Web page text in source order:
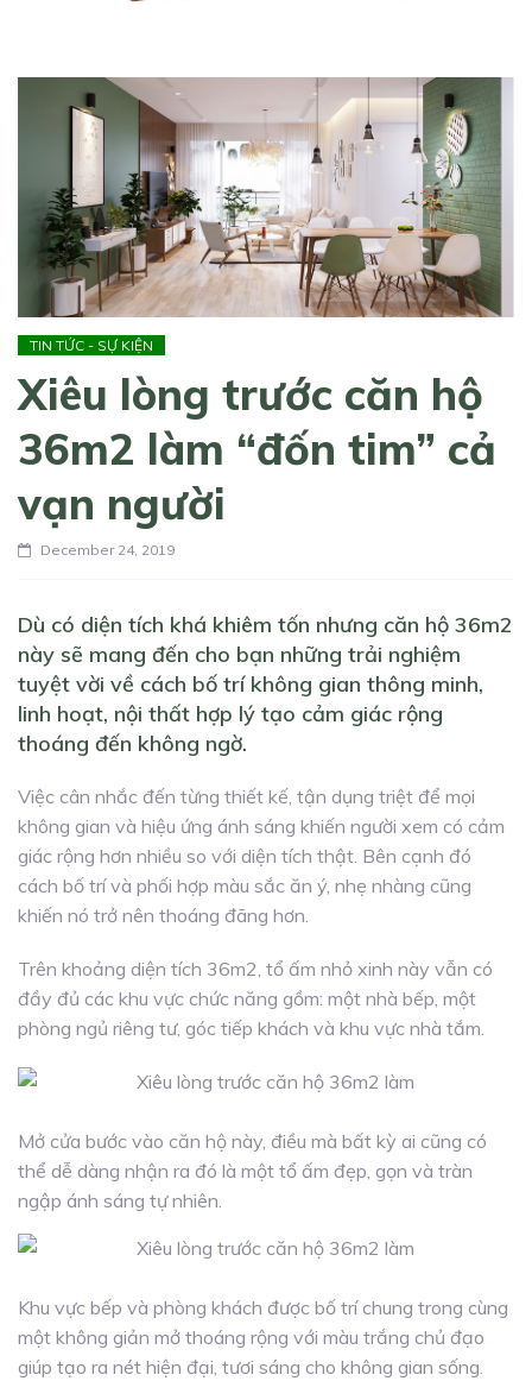
TIN TỨC - SỰ KIỆN
Xiêu lòng trước căn hộ
36m2 làm “đốn tim” cả
vạn người
December 24, 2019
Dù có diện tích khá khiêm tốn nhưng căn hộ 36m2
này sẽ mang đến cho bạn những trải nghiệm
tuyệt vời về cách bố trí không gian thông minh,
linh hoạt, nội thất hợp lý tạo cảm giác rộng
thoáng đến không ngờ.
Việc cân nhắc đến từng thiết kế, tận dụng triệt để mọi
không gian và hiệu ứng ánh sáng khiến người xem có cảm
giác rộng hơn nhiều so với diện tích thật. Bên cạnh đó
cách bố trí và phối hợp màu sắc ăn ý, nhẹ nhàng cũng
khiến nó trở nên thoáng đãng hơn.
Trên khoảng diện tích 36m2, tổ ấm nhỏ xinh này vẫn có
đầy đủ các khu vực chức năng gồm: một nhà bếp, một
phòng ngủ riêng tư, góc tiếp khách và khu vực nhà tắm.
Mở cửa bước vào căn hộ này, điều mà bất kỳ ai cũng có
thể dễ dàng nhận ra đó là một tổ ấm đẹp, gọn và tràn
ngập ánh sáng tự nhiên.
Khu vực bếp và phòng khách được bố trí chung trong cùng
một không giản mở thoáng rộng với màu trắng chủ đạo
giúp tạo ra nét hiện đại, tươi sáng cho không gian sống.